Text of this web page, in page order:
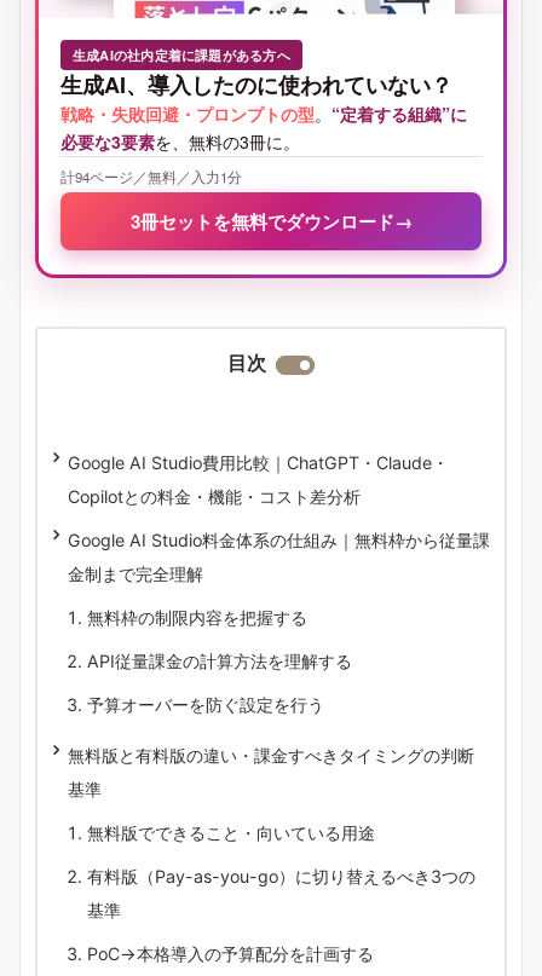
生成AIの社内定着に課題がある方へ
生成AI、導入したのに使われていない？
戦略・失敗回避・プロンプトの型。 “定着する組織”に
必要な3要素を、無料の3冊に。
計94ページ／無料／入力1分
3冊セットを無料でダウンロード→
目次
Google AI Studio費用比較｜ChatGPT・Claude・
Copilotとの料金・機能・コスト差分析
Google AI Studio料金体系の仕組み｜無料枠から従量課
金制まで完全理解
無料枠の制限内容を把握する
API従量課金の計算方法を理解する
予算オーバーを防ぐ設定を行う
無料版と有料版の違い・課金すべきタイミングの判断
基準
無料版でできること・向いている用途
有料版（Pay-as-you-go）に切り替えるべき3つの
基準
PoC→本格導入の予算配分を計画する